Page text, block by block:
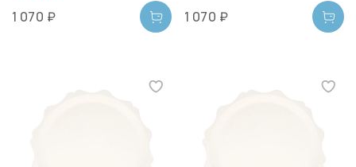
1 070 ₽ 1 070 ₽